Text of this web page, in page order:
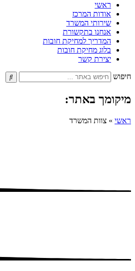
ראשי
אודות המרכז
שירותי המשרד
אנחנו בתקשורת
המדריך למחיקת חובות
בלוג מחיקת חובות
יצירת קשר
חיפוש
מיקומך באתר:
ראשי » צוות המשרד